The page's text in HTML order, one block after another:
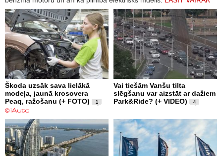
Škoda uzsāk sava lielākā
modeļa, jaunā krosovera
Peaq, ražošanu (+ FOTO)
1
Vai tiešām Vanšu tilta
slēgšanu var aizstāt ar dažiem
Park&Ride? (+ VIDEO)
4